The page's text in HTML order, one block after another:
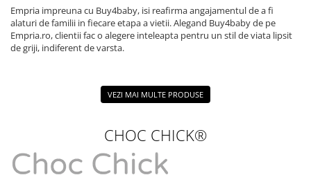
Empria impreuna cu Buy4baby, isi reafirma angajamentul de a fi
alaturi de familii in fiecare etapa a vietii. Alegand Buy4baby de pe
Empria.ro, clientii fac o alegere inteleapta pentru un stil de viata lipsit
de griji, indiferent de varsta.
VEZI MAI MULTE PRODUSE
CHOC CHICK®